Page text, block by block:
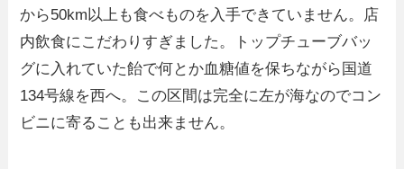
から50km以上も食べものを入手できていません。店
内飲食にこだわりすぎました。トップチューブバッ
グに入れていた飴で何とか血糖値を保ちながら国道
134号線を西へ。この区間は完全に左が海なのでコン
ビニに寄ることも出来ません。